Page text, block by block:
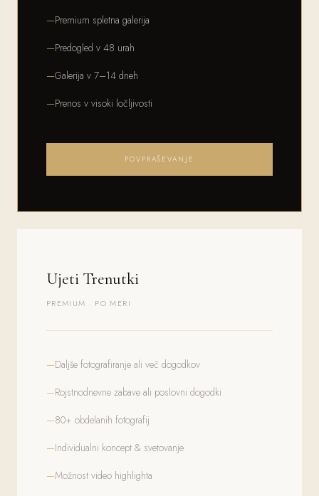
Premium spletna galerija
Predogled v 48 urah
Galerija v 7–14 dneh
Prenos v visoki ločljivosti
POVPRAŠEVANJE
Ujeti Trenutki
PREMIUM · PO MERI
Daljše fotografiranje ali več dogodkov
Rojstnodnevne zabave ali poslovni dogodki
80+ obdelanih fotografij
Individualni koncept & svetovanje
Možnost video highlighta